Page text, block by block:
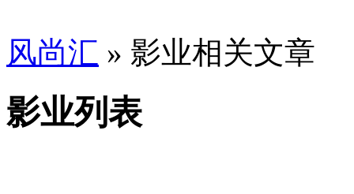
风尚汇 » 影业相关文章
影业列表